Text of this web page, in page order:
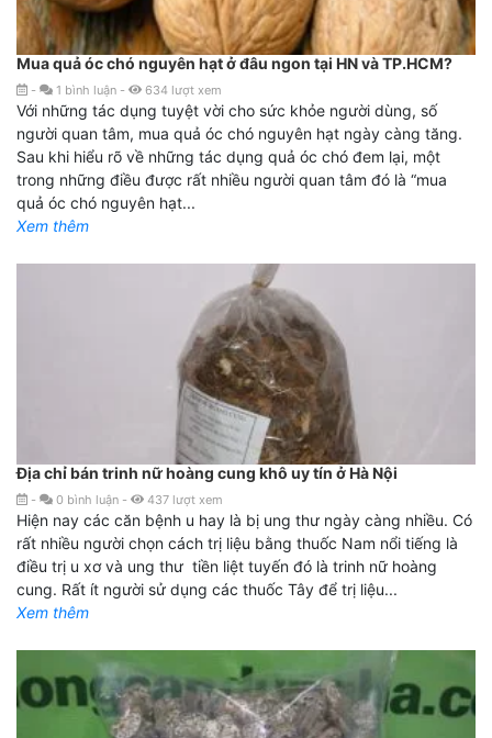
Mua quả óc chó nguyên hạt ở đâu ngon tại HN và TP.HCM?
- 1 bình luận - 634 lượt xem
Với những tác dụng tuyệt vời cho sức khỏe người dùng, số
người quan tâm, mua quả óc chó nguyên hạt ngày càng tăng.
Sau khi hiểu rõ về những tác dụng quả óc chó đem lại, một
trong những điều được rất nhiều người quan tâm đó là “mua
quả óc chó nguyên hạt...
Xem thêm
Địa chỉ bán trinh nữ hoàng cung khô uy tín ở Hà Nội
- 0 bình luận - 437 lượt xem
Hiện nay các căn bệnh u hay là bị ung thư ngày càng nhiều. Có
rất nhiều người chọn cách trị liệu bằng thuốc Nam nổi tiếng là
điều trị u xơ và ung thư tiền liệt tuyến đó là trinh nữ hoàng
cung. Rất ít người sử dụng các thuốc Tây để trị liệu...
Xem thêm